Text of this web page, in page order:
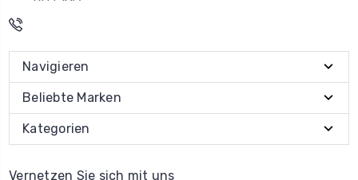
Navigieren
Beliebte Marken
Kategorien
Vernetzen Sie sich mit uns